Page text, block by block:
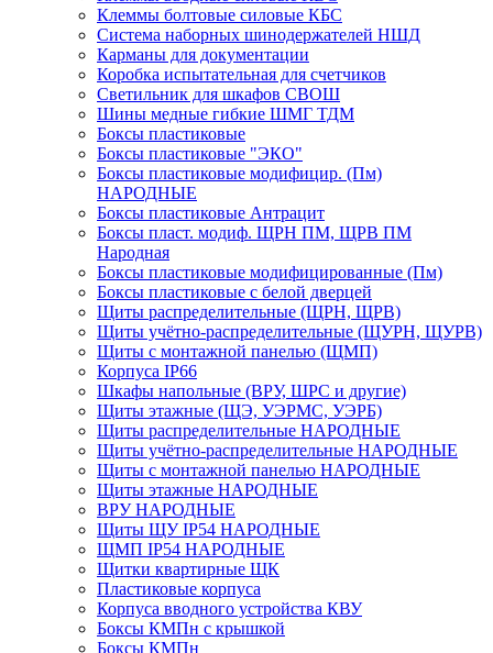
Клеммы болтовые силовые КБС
Система наборных шинодержателей НШД
Карманы для документации
Коробка испытательная для счетчиков
Светильник для шкафов СВОШ
Шины медные гибкие ШМГ ТДМ
Боксы пластиковые
Боксы пластиковые "ЭКО"
Боксы пластиковые модифицир. (Пм)
НАРОДНЫЕ
Боксы пластиковые Антрацит
Боксы пласт. модиф. ЩРН ПМ, ЩРВ ПМ
Народная
Боксы пластиковые модифицированные (Пм)
Боксы пластиковые с белой дверцей
Щиты распределительные (ЩРН, ЩРВ)
Щиты учётно-распределительные (ЩУРН, ЩУРВ)
Щиты с монтажной панелью (ЩМП)
Корпуса IP66
Шкафы напольные (ВРУ, ШРС и другие)
Щиты этажные (ЩЭ, УЭРМС, УЭРБ)
Щиты распределительные НАРОДНЫЕ
Щиты учётно-распределительные НАРОДНЫЕ
Щиты с монтажной панелью НАРОДНЫЕ
Щиты этажные НАРОДНЫЕ
ВРУ НАРОДНЫЕ
Щиты ЩУ IP54 НАРОДНЫЕ
ЩМП IP54 НАРОДНЫЕ
Щитки квартирные ЩК
Пластиковые корпуса
Корпуса вводного устройства КВУ
Боксы КМПн с крышкой
Боксы КМПн